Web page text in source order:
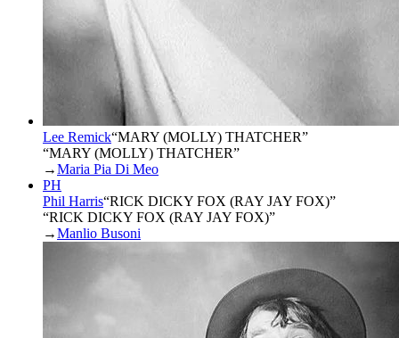
Lee Remick“MARY (MOLLY) THATCHER”
“MARY (MOLLY) THATCHER”
→Maria Pia Di Meo
PH
Phil Harris“RICK DICKY FOX (RAY JAY FOX)”
“RICK DICKY FOX (RAY JAY FOX)”
→Manlio Busoni